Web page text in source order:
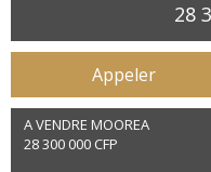
28
Appeler
A VENDRE MOOREA
28 300 000 CFP